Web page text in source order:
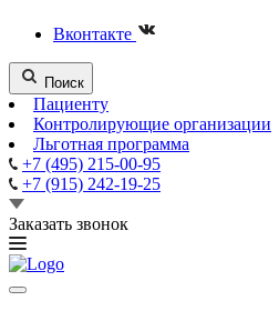
Вконтакте
Поиск
Пациенту
Контролирующие организации
Льготная программа
+7 (495) 215-00-95
+7 (915) 242-19-25
Заказать звонок